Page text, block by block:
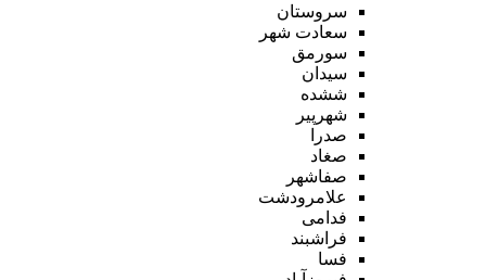
سروستان
سعادت شهر
سورمق
سیدان
ششده
شهرپیر
صدرا
صغاد
صفاشهر
علامرودشت
فدامی
فراشبند
فسا